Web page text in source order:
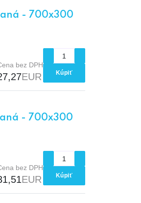
- 700x300
bez DPH
EUR Kúpiť
- 700x300
bez DPH
EUR Kúpiť